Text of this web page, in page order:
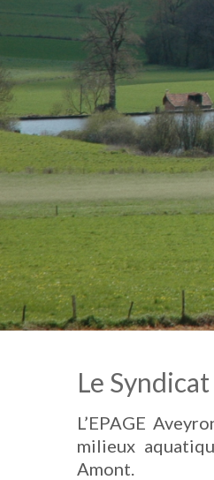
Le Syndicat
L’EPAGE
milieux
Amont.